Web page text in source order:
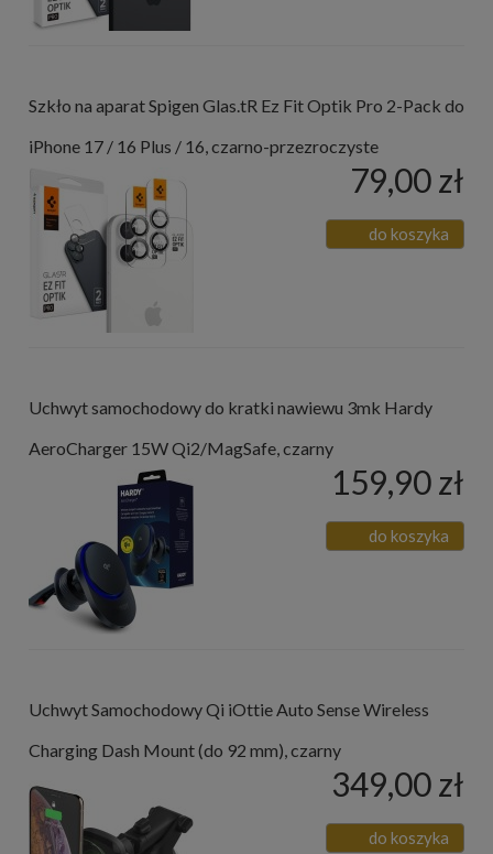
Szkło na aparat Spigen Glas.tR Ez Fit Optik Pro 2-Pack do
iPhone 17 / 16 Plus / 16, czarno-przezroczyste
79,00 zł
do koszyka
Uchwyt samochodowy do kratki nawiewu 3mk Hardy
AeroCharger 15W Qi2/MagSafe, czarny
159,90 zł
do koszyka
Uchwyt Samochodowy Qi iOttie Auto Sense Wireless
Charging Dash Mount (do 92 mm), czarny
349,00 zł
do koszyka